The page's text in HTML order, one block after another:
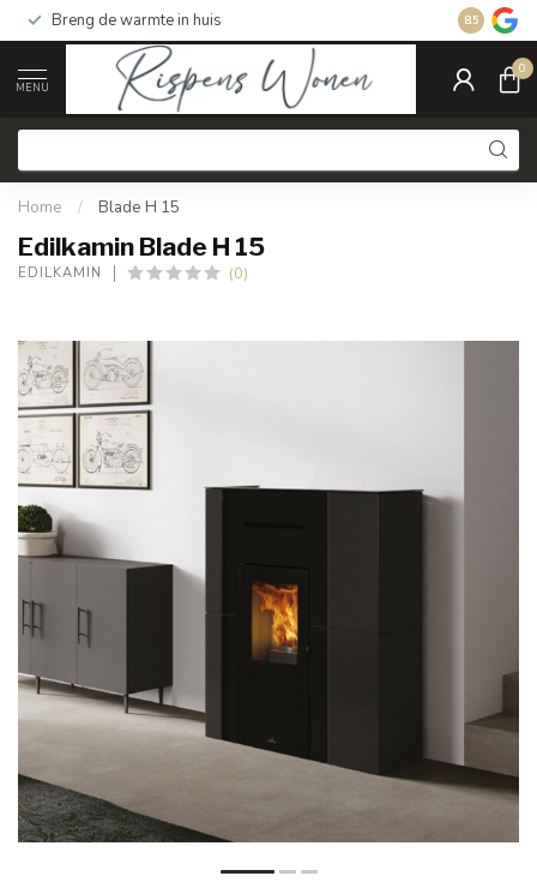
Breng de warmte in huis Gratis
8.5
MENU
0
Home / Blade H 15
Edilkamin Blade H 15
EDILKAMIN (0)